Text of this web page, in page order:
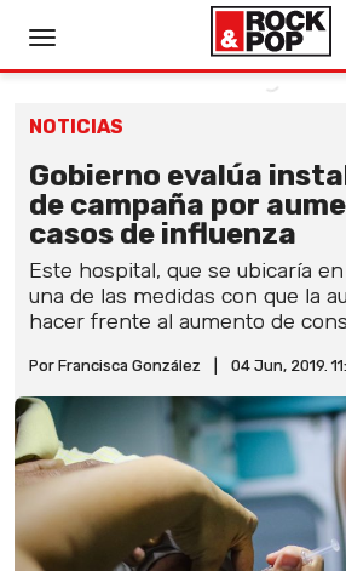
NOTICIAS
Gobierno evalúa
de campaña por
casos de influenza
Este hospital, que se ubicaría
una de las medidas con que la
hacer frente al aumento de
Por Francisca González 04 Jun, 2019.